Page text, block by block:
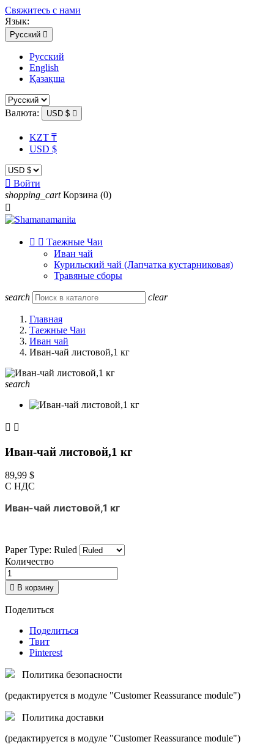
Свяжитесь с нами
Язык:
Русский 
Русский
English
Қазақша
Валюта: USD $ 
KZT ₸
USD $
 Войти
shopping_cart Корзина (0)

  Таежные Чаи
Иван чай
Курильский чай (Лапчатка кустарниковая)
Травяные сборы
search clear
Главная
Таежные Чаи
Иван чай
Иван-чай листовой,1 кг
search
 
Иван-чай листовой,1 кг
89,99 $
С НДС
Иван-чай листовой,1 кг
Paper Type: Ruled
Количество
 В корзину
Поделиться
Поделиться
Твит
Pinterest
Политика безопасности
(редактируется в модуле "Customer Reassurance module")
Политика доставки
(редактируется в модуле "Customer Reassurance module")